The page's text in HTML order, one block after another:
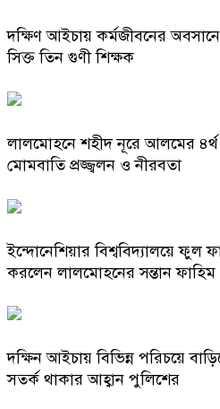
দক্ষিণ আইচায় কর্মজীবনের
সিক্ত তিন গুণী শিক্ষক
লালমোহনে শহীদ নূরে আলমের ৪র্থ
মোমবাতি প্রজ্জ্বলন ও নীরবতা
ইন্দোনেশিয়ার বিশ্ববিদ্যালয়ে ফুল
করলেন লালমোহনের সন্তান ফাহিম
দক্ষিন আইচায় ‎বিভিন্ন পরিচয়ে
সতর্ক থাকার আহ্বান পুলিশের